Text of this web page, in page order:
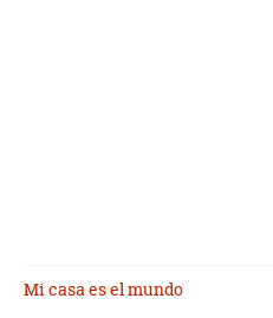
Mi casa es el mundo